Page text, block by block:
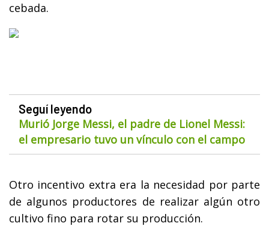
cebada.
Seguí leyendo
Murió Jorge Messi, el padre de Lionel Messi:
el empresario tuvo un vínculo con el campo
Otro incentivo extra era la necesidad por parte
de algunos productores de realizar algún otro
cultivo fino para rotar su producción.